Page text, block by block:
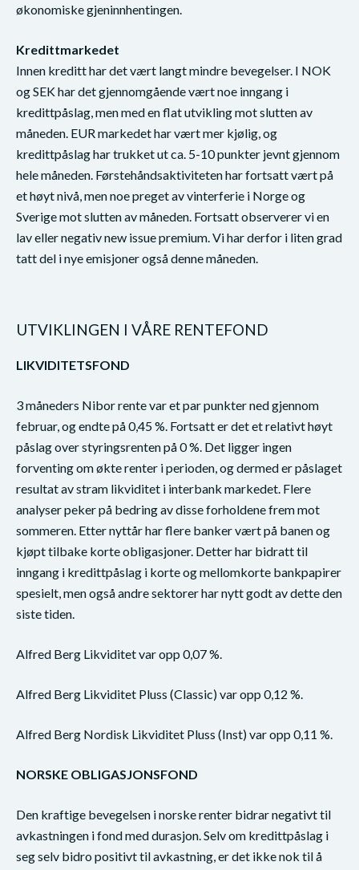
økonomiske gjeninnhentingen.
Kredittmarkedet
Innen kreditt har det vært langt mindre bevegelser. I NOK
og SEK har det gjennomgående vært noe inngang i
kredittpåslag, men med en flat utvikling mot slutten av
måneden. EUR markedet har vært mer kjølig, og
kredittpåslag har trukket ut ca. 5-10 punkter jevnt gjennom
hele måneden. Førstehåndsaktiviteten har fortsatt vært på
et høyt nivå, men noe preget av vinterferie i Norge og
Sverige mot slutten av måneden. Fortsatt observerer vi en
lav eller negativ new issue premium. Vi har derfor i liten grad
tatt del i nye emisjoner også denne måneden.
UTVIKLINGEN I VÅRE RENTEFOND
LIKVIDITETSFOND
3 måneders Nibor rente var et par punkter ned gjennom
februar, og endte på 0,45 %. Fortsatt er det et relativt høyt
påslag over styringsrenten på 0 %. Det ligger ingen
forventing om økte renter i perioden, og dermed er påslaget
resultat av stram likviditet i interbank markedet. Flere
analyser peker på bedring av disse forholdene frem mot
sommeren. Etter nyttår har flere banker vært på banen og
kjøpt tilbake korte obligasjoner. Detter har bidratt til
inngang i kredittpåslag i korte og mellomkorte bankpapirer
spesielt, men også andre sektorer har nytt godt av dette den
siste tiden.
Alfred Berg Likviditet var opp 0,07 %.
Alfred Berg Likviditet Pluss (Classic) var opp 0,12 %.
Alfred Berg Nordisk Likviditet Pluss (Inst) var opp 0,11 %.
NORSKE OBLIGASJONSFOND
Den kraftige bevegelsen i norske renter bidrar negativt til
avkastningen i fond med durasjon. Selv om kredittpåslag i
seg selv bidro positivt til avkastning, er det ikke nok til å